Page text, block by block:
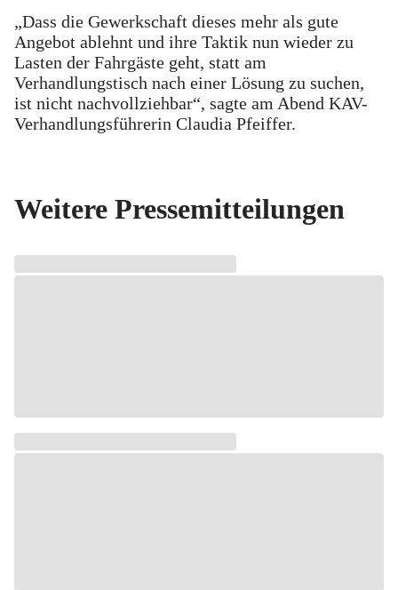
„Dass die Gewerkschaft dieses mehr als gute
Angebot ablehnt und ihre Taktik nun wieder zu
Lasten der Fahrgäste geht, statt am
Verhandlungstisch nach einer Lösung zu suchen,
ist nicht nachvollziehbar“, sagte am Abend KAV-
Verhandlungsführerin Claudia Pfeiffer.
Weitere Pressemitteilungen